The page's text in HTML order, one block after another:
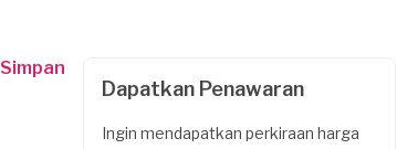
Simpan
Dapatkan Penawaran
Ingin mendapatkan perkiraan harga